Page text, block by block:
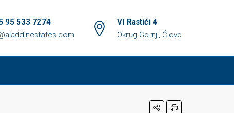
95 533 7274
VI Rastići 4
Okrug Gornji, Čiovo